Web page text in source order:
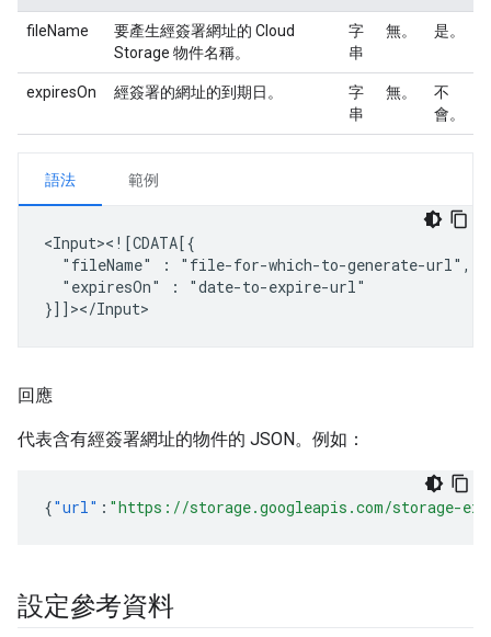
fileName
要產生經簽署網址的 Cloud
Storage 物件名稱。
字
串
無。 是。
expiresOn 經簽署的網址的到期日。
字
串
無。
不
會。
語法 範例
"fileName"
:
"expiresOn"
:
"date-to-expire-url"
回應
代表含有經簽署網址的物件的 JSON。例如：
{"url" : "https://storage.googleapis.com/storage-
設定參考資料